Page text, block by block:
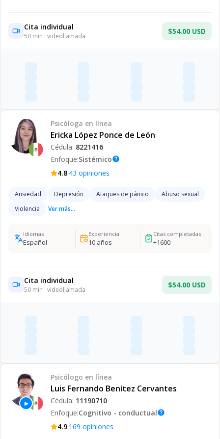
Cita individual
50 min · videollamada
$54.00 USD
Psicóloga en línea
Ericka López Ponce de León
Cédula: 8221416
Enfoque:Sistémicohelp
4.8·43 opiniones
Ansiedad Depresión Ataques de pánico
Abuso sexual
Violencia
Ver más...
Idiomas
Español
Experiencia
10años
Citas completadas
+1600
Cita individual
50 min · videollamada
$54.00 USD
▶
Psicólogo en línea
Luis Fernando Benítez Cervantes
Cédula: 11190710
Enfoque:Cognitivo - conductualhelp
4.9·169 opiniones